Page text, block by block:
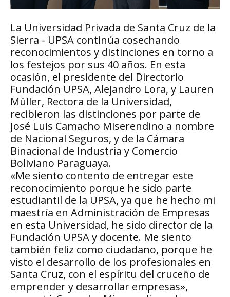
La Universidad Privada de Santa Cruz de la
Sierra - UPSA continúa cosechando
reconocimientos y distinciones en torno a
los festejos por sus 40 años. En esta
ocasión, el presidente del Directorio
Fundación UPSA, Alejandro Lora, y Lauren
Müller, Rectora de la Universidad,
recibieron las distinciones por parte de
José Luis Camacho Miserendino a nombre
de Nacional Seguros, y de la Cámara
Binacional de Industria y Comercio
Boliviano Paraguaya.
«Me siento contento de entregar este
reconocimiento porque he sido parte
estudiantil de la UPSA, ya que he hecho mi
maestría en Administración de Empresas
en esta Universidad, he sido director de la
Fundación UPSA y docente. Me siento
también feliz como ciudadano, porque he
visto el desarrollo de los profesionales en
Santa Cruz, con el espíritu del cruceño de
emprender y desarrollar empresas»,